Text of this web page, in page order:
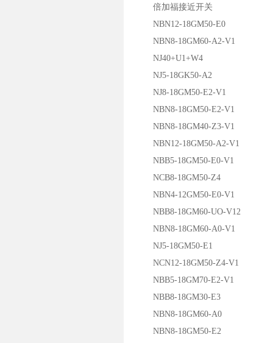
倍加福接近开关
NBN12-18GM50-E0
NBN8-18GM60-A2-V1
NJ40+U1+W4
NJ5-18GK50-A2
NJ8-18GM50-E2-V1
NBN8-18GM50-E2-V1
NBN8-18GM40-Z3-V1
NBN12-18GM50-A2-V1
NBB5-18GM50-E0-V1
NCB8-18GM50-Z4
NBN4-12GM50-E0-V1
NBB8-18GM60-UO-V12
NBN8-18GM60-A0-V1
NJ5-18GM50-E1
NCN12-18GM50-Z4-V1
NBB5-18GM70-E2-V1
NBB8-18GM30-E3
NBN8-18GM60-A0
NBN8-18GM50-E2